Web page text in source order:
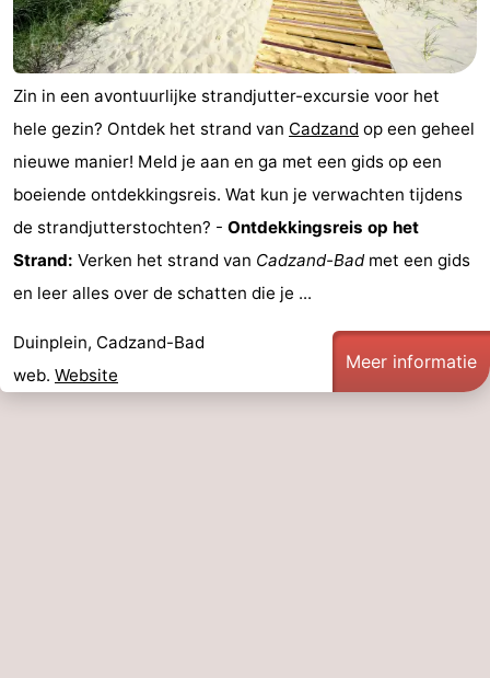
Noordzee
Résidence
Cadzand-
Bad
-
Resort
Nieuwvliet-
Bad
-
Schoneveld
-
Strand
Resort
Nieuwvliet-
Bad
-
Waterdunen
-
Zonneweelde
-
Zwinhoeve
Last
minutes
Strand
Zin in een avontuurlijke strandjutter-excursie voor het
hele gezin? Ontdek het strand van Cadzand op een geheel
nieuwe manier! Meld je aan en ga met een gids op een
boeiende ontdekkingsreis. Wat kun je verwachten tijdens
de strandjutterstochten? - Ontdekkingsreis op het
Strand: Verken het strand van Cadzand-Badmet een gids
en leer alles over de schatten die je ...
Duinplein, Cadzand-Bad
web. Website
Meer informatie